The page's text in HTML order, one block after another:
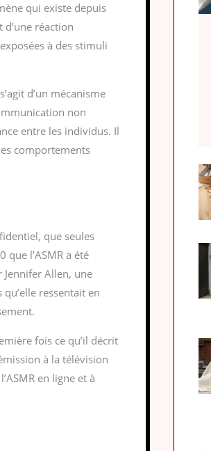
qui existe depuis
réaction
à des stimuli
d’un mécanisme
non
entre les individus. Il
comportements
que seules
que l’ASMR a été
Jennifer Allen, une
ressentait en
fois ce qu’il décrit
à la télévision
en ligne et à